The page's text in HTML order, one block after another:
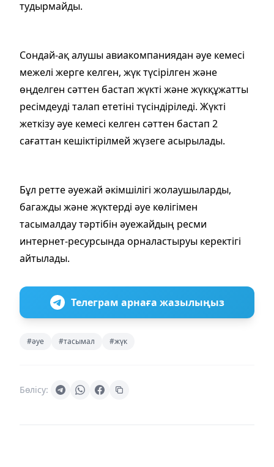
тудырмайды.
Сондай-ақ алушы авиакомпаниядан әуе кемесі
межелі жерге келген, жүк түсірілген және
өңделген сәттен бастап жүкті және жүкқұжатты
ресімдеуді талап ететіні түсіндіріледі. Жүкті
жеткізу әуе кемесі келген сәттен бастап 2
сағаттан кешіктірілмей жүзеге асырылады.
Бұл ретте әуежай әкімшілігі жолаушыларды,
багажды және жүктерді әуе көлігімен
тасымалдау тәртібін әуежайдың ресми
интернет-ресурсында орналастыруы керектігі
айтылады.
Телеграм арнаға жазылыңыз
#әуе #тасымал #жүк
Бөлісу: